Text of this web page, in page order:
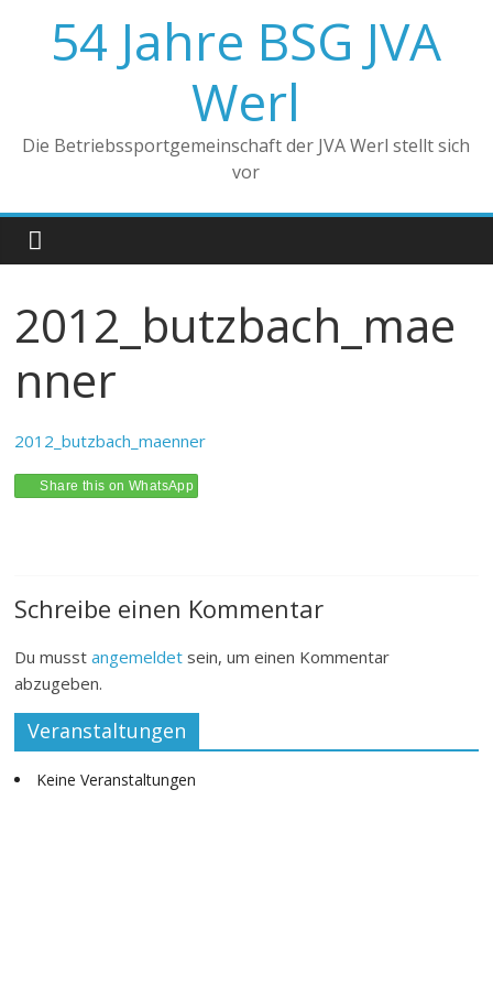
springen54 Jahre BSG JVA
Werl
Die Betriebssportgemeinschaft der JVA Werl stellt sich
vor
2012_butzbach_mae
nner
2012_butzbach_maenner
Share this on WhatsApp
Schreibe einen Kommentar
Du musstangemeldet sein, um einen Kommentar
abzugeben.
Veranstaltungen
Keine Veranstaltungen